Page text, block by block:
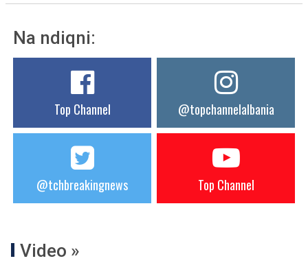
Na ndiqni:
Top Channel @topchannelalbania
@tchbreakingnews Top Channel
Video »